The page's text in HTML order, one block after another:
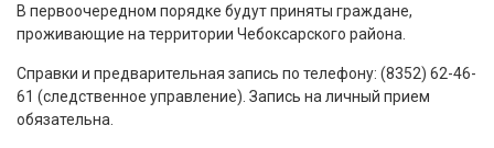
В первоочередном порядке будут приняты граждане,
проживающие на территории Чебоксарского района.
Справки и предварительная запись по телефону: (8352) 62-46-
61 (следственное управление). Запись на личный прием
обязательна.